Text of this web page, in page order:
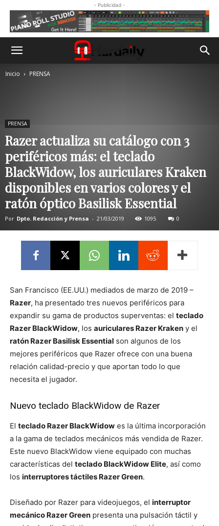
- Publicidad -
Inicio PRENSA
PRENSA
Razer actualiza su catálogo con 3
periféricos más: el teclado
BlackWidow, los auriculares Kraken
disponibles en varios colores y el
ratón óptico Basilisk Essential
Por Dpto. Redacción y Prensa - 21/03/2019 1095 0
San Francisco (EE.UU.) mediados de marzo de 2019 –
Razer, ha presentado tres nuevos periféricos para
expandir su gama de productos superventas: el teclado
Razer BlackWidow, los auriculares Razer Kraken y el
ratón Razer Basilisk Essential son algunos de los
mejores periféricos que Razer ofrece con una buena
relación calidad-precio y que aportan todo lo que
necesita el jugador.
Nuevo teclado BlackWidow de Razer
El teclado Razer BlackWidow es la última incorporación
a la gama de teclados mecánicos más vendida de Razer.
Este nuevo BlackWidow viene equipado con muchas
características del teclado BlackWidow Elite, así como
los interruptores táctiles Razer Green.
Diseñado por Razer para videojuegos, el interruptor
mecánico Razer Green presenta una pulsación táctil y